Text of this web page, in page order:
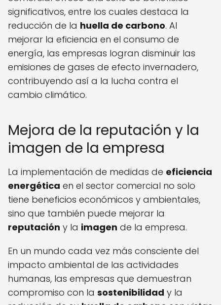
significativos, entre los cuales destaca la
reducción de la huella de carbono. Al
mejorar la eficiencia en el consumo de
energía, las empresas logran disminuir las
emisiones de gases de efecto invernadero,
contribuyendo así a la lucha contra el
cambio climático.
Mejora de la reputación y la
imagen de la empresa
La implementación de medidas de eficiencia
energética en el sector comercial no solo
tiene beneficios económicos y ambientales,
sino que también puede mejorar la
reputación y la imagen de la empresa.
En un mundo cada vez más consciente del
impacto ambiental de las actividades
humanas, las empresas que demuestran
compromiso con la sostenibilidad y la